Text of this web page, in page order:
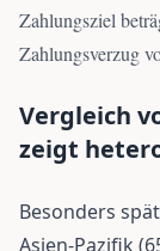
Zahlungsziel
Zahlungsverzug
Vergleich
zeigt
Besonders
Asien-Pazifik